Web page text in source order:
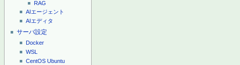
RAG
AIエージェント
AIエディタ
サーバ設定
Docker
WSL
CentOS Ubuntu